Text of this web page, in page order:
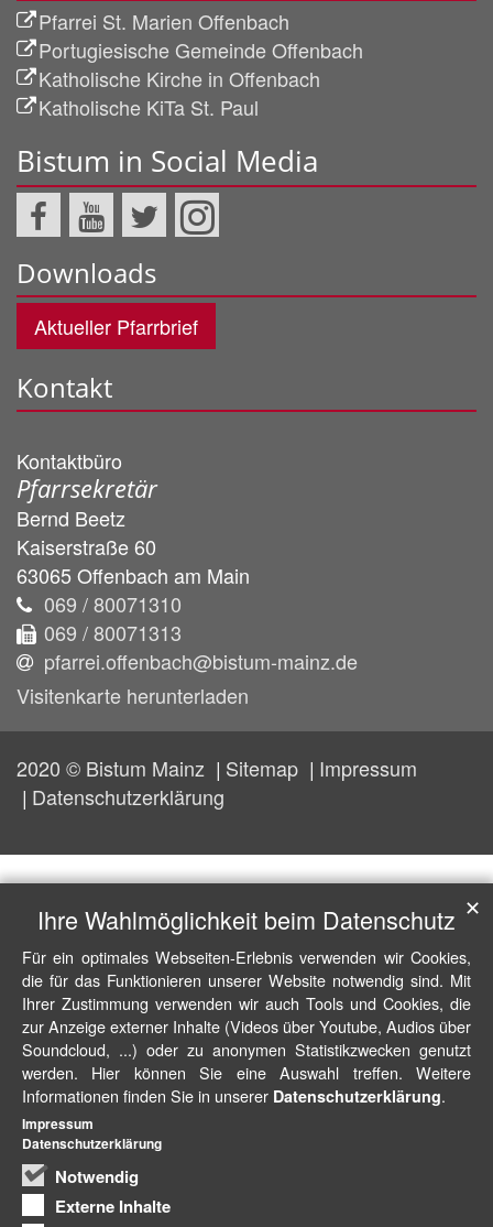
Pfarrei St. Marien Offenbach
Portugiesische Gemeinde Offenbach
Katholische Kirche in Offenbach
Katholische KiTa St. Paul
Bistum in Social Media
Downloads
Aktueller Pfarrbrief
Kontakt
Kontaktbüro
Pfarrsekretär
Bernd Beetz
Kaiserstraße 60
63065Offenbach am Main
069 / 80071310
069 / 80071313
pfarrei.offenbach@bistum-mainz.de
Visitenkarte herunterladen
2020 © Bistum Mainz Sitemap
Impressum
Datenschutzerklärung
Ihre Wahlmöglichkeit beim Datenschutz
Für ein optimales Webseiten-Erlebnis verwenden wir Cookies,
die für das Funktionieren unserer Website notwendig sind. Mit
Ihrer Zustimmung verwenden wir auch Tools und Cookies, die
zur Anzeige externer Inhalte (Videos über Youtube, Audios über
Soundcloud, ...) oder zu anonymen Statistikzwecken genutzt
werden. Hier können Sie eine Auswahl treffen. Weitere
Informationen finden Sie in unserer Datenschutzerklärung.
Notwendig
Externe Inhalte
✕
Impressum
Datenschutzerklärung